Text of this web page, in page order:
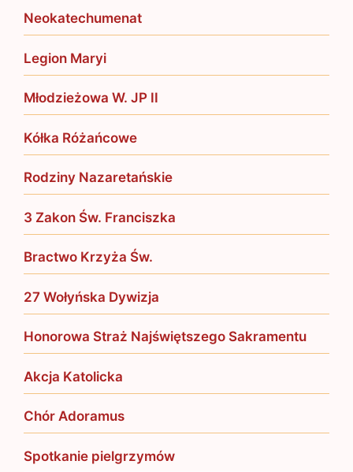
Neokatechumenat
Legion Maryi
Młodzieżowa W. JP II
Kółka Różańcowe
Rodziny Nazaretańskie
3 Zakon Św. Franciszka
Bractwo Krzyża Św.
27 Wołyńska Dywizja
Honorowa Straż Najświętszego Sakramentu
Akcja Katolicka
Chór Adoramus
Spotkanie pielgrzymów